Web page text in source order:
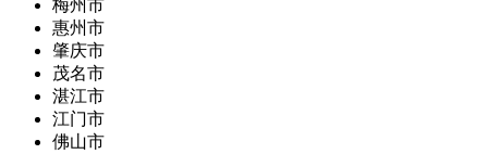
梅州市
惠州市
肇庆市
茂名市
湛江市
江门市
佛山市